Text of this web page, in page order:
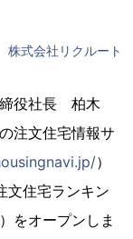
株式会社リクルート
締役社長 柏木
注文住宅情報サ
）
文住宅ランキン
をオープンしま